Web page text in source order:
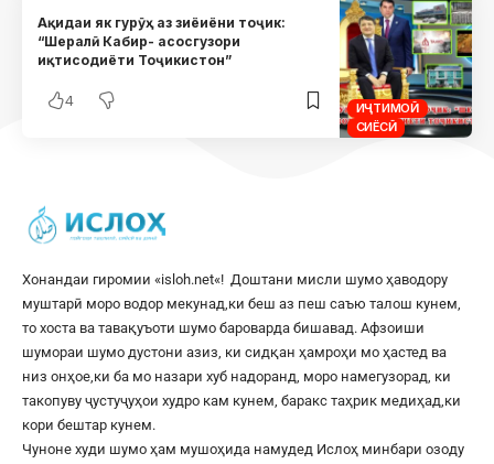
ИҶТИМОӢ
СИЁСӢ
Ақидаи як гурӯҳ аз зиёиёни тоҷик:
“Шералӣ Кабир- асосгузори
иқтисодиёти Тоҷикистон”
4
Хонандаи гиромии «isloh.net«! Доштани мисли шумо ҳаводору
муштарӣ моро водор мекунад,ки беш аз пеш саъю талош кунем,
то хоста ва тавақуъоти шумо бароварда бишавад. Афзоиши
шумораи шумо дустони азиз, ки сидқан ҳамроҳи мо ҳастед ва
низ онҳое,ки ба мо назари хуб надоранд, моро намегузорад, ки
такопуву ҷустуҷуҳои худро кам кунем, баракс таҳрик медиҳад,ки
кори бештар кунем.
Чуноне худи шумо ҳам мушоҳида намудед Ислоҳ минбари озоду